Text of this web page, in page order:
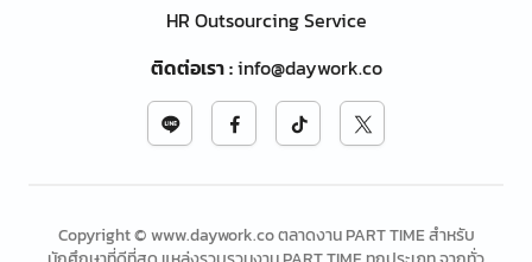
HR Outsourcing Service
ติดต่อเรา:info@daywork.co
Copyright © www.daywork.co ตลาดงาน PART TIME สำหรับ